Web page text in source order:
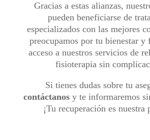
Gracias a estas alianzas,
pueden beneficiarse de
especializados con las mejores
preocupamos por tu bienestar y
acceso a nuestros servicios de
fisioterapia sin
Si tienes dudas sobre tu
contáctanos y te informaremos
¡Tu recuperación es nuestra